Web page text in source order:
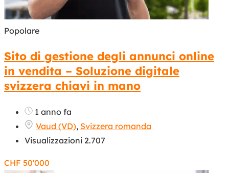
Popolare
Sito di gestione degli annunci online
in vendita – Soluzione digitale
svizzera chiavi in mano
1 anno fa
Vaud (VD), Svizzera romanda
Visualizzazioni 2.707
CHF 50'000